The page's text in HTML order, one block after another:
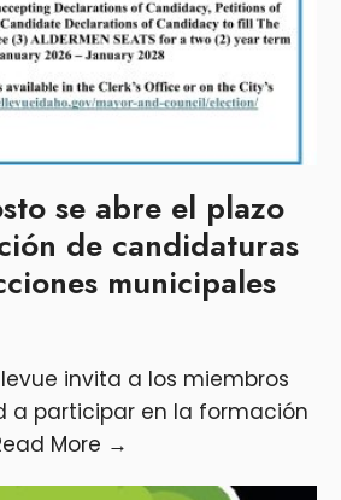
se abre el plazo
de candidaturas
municipales
invita a los miembros
a participar en la formación
More →